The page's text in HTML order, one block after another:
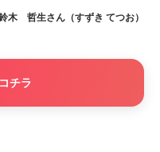
木 哲生さん（すずき てつお）
チラ